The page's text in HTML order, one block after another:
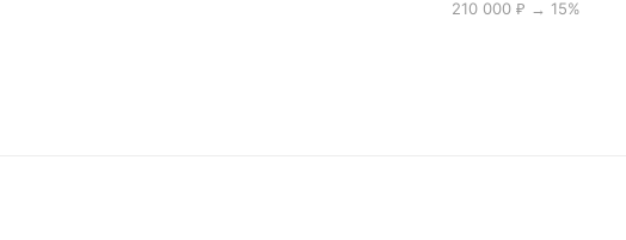
210 000 ₽ → 15%